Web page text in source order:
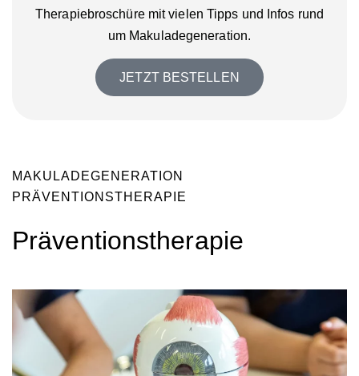
Therapiebroschüre mit vielen Tipps und Infos rund
um Makuladegeneration.
JETZT BESTELLEN
MAKULADEGENERATION
PRÄVENTIONSTHERAPIE
Präventionstherapie